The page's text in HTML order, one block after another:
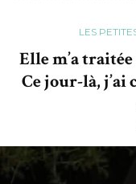
LES
Elle m’a
Ce jour-là, j’ai